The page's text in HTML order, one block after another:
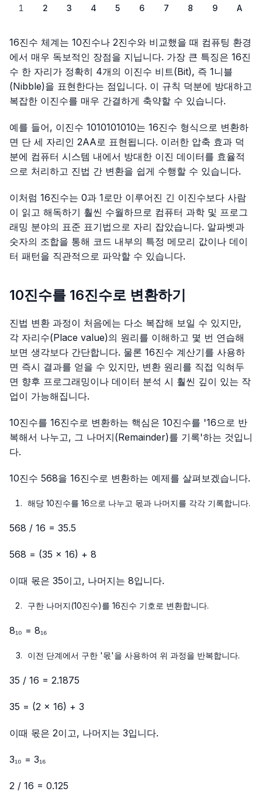
1 2 3 4 5 6 7 8 9 A
16진수 체계는 10진수나 2진수와 비교했을 때 컴퓨팅 환경
에서 매우 독보적인 장점을 지닙니다. 가장 큰 특징은 16진
수 한 자리가 정확히 4개의 이진수 비트(Bit), 즉 1니블
(Nibble)을 표현한다는 점입니다. 이 규칙 덕분에 방대하고
복잡한 이진수를 매우 간결하게 축약할 수 있습니다.
예를 들어, 이진수 1010101010는 16진수 형식으로 변환하
면 단 세 자리인 2AA로 표현됩니다. 이러한 압축 효과 덕
분에 컴퓨터 시스템 내에서 방대한 이진 데이터를 효율적
으로 처리하고 진법 간 변환을 쉽게 수행할 수 있습니다.
이처럼 16진수는 0과 1로만 이루어진 긴 이진수보다 사람
이 읽고 해독하기 훨씬 수월하므로 컴퓨터 과학 및 프로그
래밍 분야의 표준 표기법으로 자리 잡았습니다. 알파벳과
숫자의 조합을 통해 코드 내부의 특정 메모리 값이나 데이
터 패턴을 직관적으로 파악할 수 있습니다.
10진수를 16진수로 변환하기
진법 변환 과정이 처음에는 다소 복잡해 보일 수 있지만,
각 자리수(Place value)의 원리를 이해하고 몇 번 연습해
보면 생각보다 간단합니다. 물론 16진수 계산기를 사용하
면 즉시 결과를 얻을 수 있지만, 변환 원리를 직접 익혀두
면 향후 프로그래밍이나 데이터 분석 시 훨씬 깊이 있는 작
업이 가능해집니다.
10진수를 16진수로 변환하는 핵심은 10진수를 '16으로 반
복해서 나누고, 그 나머지(Remainder)를 기록'하는 것입니
다.
10진수 568을 16진수로 변환하는 예제를 살펴보겠습니다.
해당 10진수를 16으로 나누고 몫과 나머지를 각각 기록합니다.
568 / 16 = 35.5
568 = (35 × 16) + 8
이때 몫은 35이고, 나머지는 8입니다.
구한 나머지(10진수)를 16진수 기호로 변환합니다.
8₁₀ = 8₁₆
이전 단계에서 구한 '몫'을 사용하여 위 과정을 반복합니다.
35 / 16 = 2.1875
35 = (2 × 16) + 3
이때 몫은 2이고, 나머지는 3입니다.
3₁₀ = 3₁₆
2 / 16 = 0.125